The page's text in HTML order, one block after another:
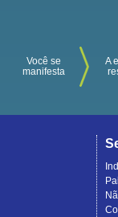
Você se
manifesta
A